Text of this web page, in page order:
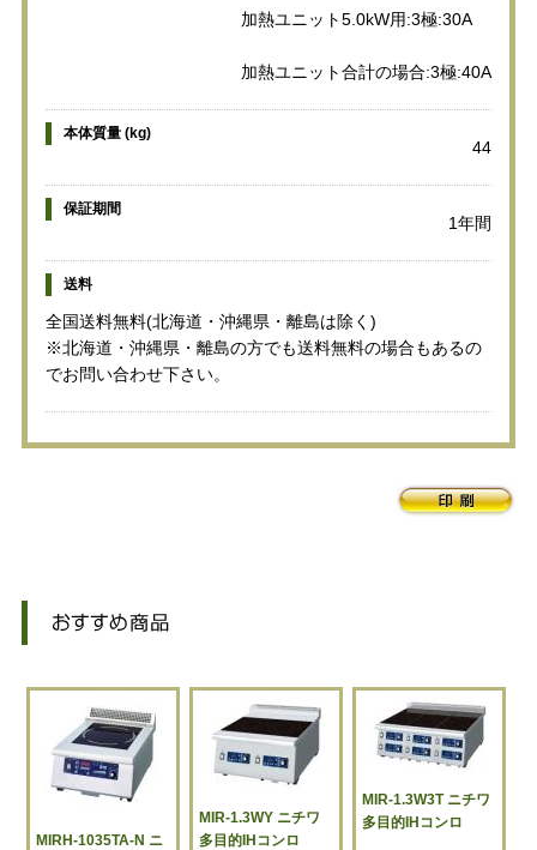
加熱ユニット5.0kW用:3極:30A
加熱ユニット合計の場合:3極:40A
本体質量 (kg)
44
保証期間
1年間
送料
全国送料無料(北海道・沖縄県・離島は除く)
※北海道・沖縄県・離島の方でも送料無料の場合もあるの
でお問い合わせ下さい。
MIRH-1035TA-N ニ
MIR-1.3WY ニチワ
多目的IHコンロ
MIR-1.3W3T ニチワ
多目的IHコンロ